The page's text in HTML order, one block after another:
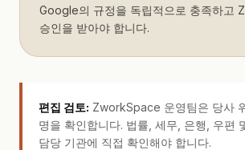
Google의 규정을 독립적으로 충족하고
승인을 받아야 합니다.
편집 검토: ZworkSpace 운영팀은 당사
명을 확인합니다. 법률, 세무, 은행, 우편
담당 기관에 직접 확인해야 합니다.